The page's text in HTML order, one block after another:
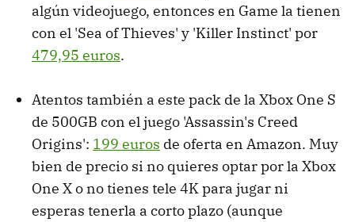
algún videojuego, entonces en Game la tienen
con el 'Sea of Thieves' y 'Killer Instinct' por
479,95 euros.
Atentos también a este pack de la Xbox One S
de 500GB con el juego 'Assassin's Creed
Origins': 199 euros de oferta en Amazon. Muy
bien de precio si no quieres optar por la Xbox
One X o no tienes tele 4K para jugar ni
esperas tenerla a corto plazo (aunque